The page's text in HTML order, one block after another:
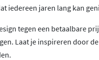
iedereen jaren lang kan
tegen een betaalbare
Laat je inspireren door